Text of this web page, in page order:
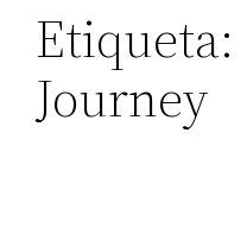
Etiqueta:
Journey